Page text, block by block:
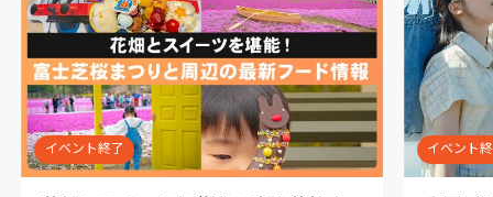
イベント終了 イベント